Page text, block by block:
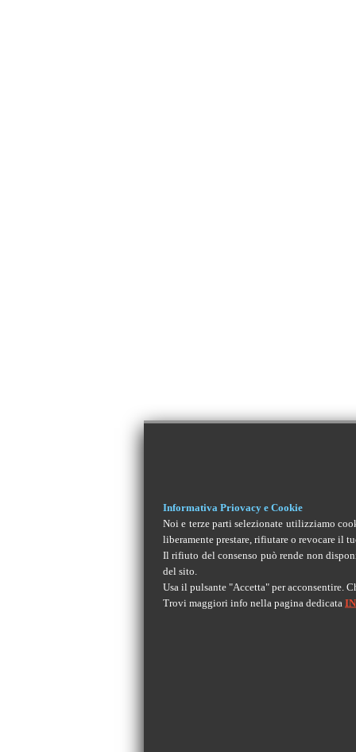
Informativa Priovacy e Cookie
Noi e terze parti selezionate utilizziamo
liberamente prestare, rifiutare o revocare il
Il rifiuto del consenso può rende non
del sito.
Usa il pulsante "Accetta" per acconsentire.
Trovi maggiori info nella pagina dedicata